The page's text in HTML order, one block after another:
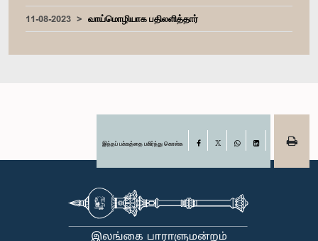
11-08-2023
வாய்மொழியாக பதிலளித்தார்
இந்தப் பக்கத்தை பகிர்ந்து கொள்க Facebook